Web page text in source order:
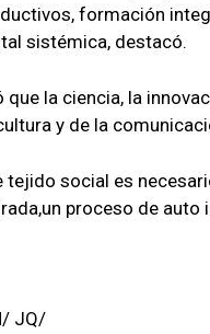
formación
sistémica, destacó.
que la ciencia, la
y de la
tejido social es
proceso de auto
JQ/